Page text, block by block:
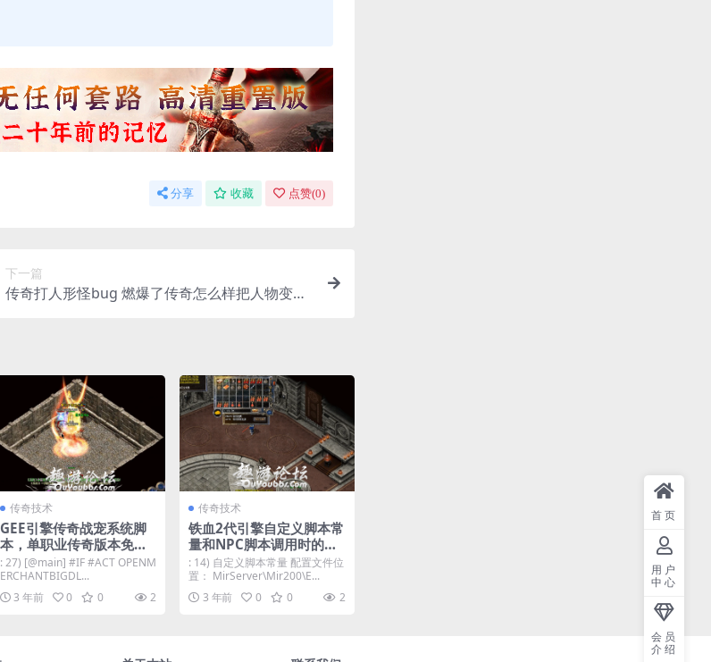
分享 收藏 点赞(0)
下一篇
传奇打人形怪bug 燃爆了传奇怎么样把人物变成
传奇技术
GEE引擎传奇战宠系统脚
本，单职业传奇版本免费
升级战宠脚本范例。
: 27) [@main] #IF #ACT OPENM
ERCHANTBIGDL...
3 年前
0 0 2
传奇技术
铁血2代引擎自定义脚本常
量和NPC脚本调用时的方
法
: 14) 自定义脚本常量 配置文件位
置： MirServer\Mir200\E...
3 年前
0 0 2
首页
用户
中心
会员
介绍